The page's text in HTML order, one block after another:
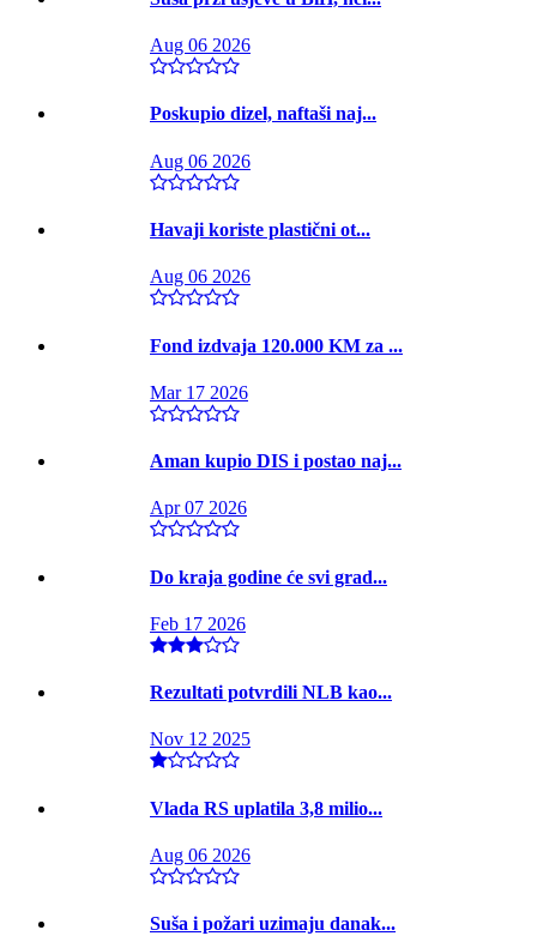
Aug 06 2026
Poskupio dizel, naftaši naj...
Aug 06 2026
Havaji koriste plastični ot...
Aug 06 2026
Fond izdvaja 120.000 KM za ...
Mar 17 2026
Aman kupio DIS i postao naj...
Apr 07 2026
Do kraja godine će svi grad...
Feb 17 2026
Rezultati potvrdili NLB kao...
Nov 12 2025
Vlada RS uplatila 3,8 milio...
Aug 06 2026
Suša i požari uzimaju danak...